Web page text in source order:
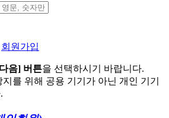
회원가입
음] 버튼을 선택하시기 바랍니다.
를 위해 공용 기기가 아닌 개인 기기